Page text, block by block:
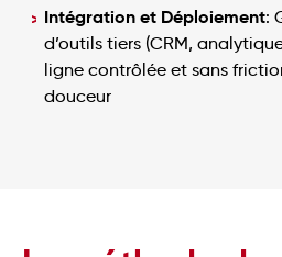
Intégration et Déploiement:
d’outils tiers (CRM,
ligne contrôlée et sans
douceur